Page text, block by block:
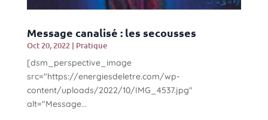
Message canalisé : les secousses
Oct 20, 2022| Pratique
[dsm_perspective_image
src="https://energiesdeletre.com/wp-
content/uploads/2022/10/IMG_4537.jpg"
alt="Message...